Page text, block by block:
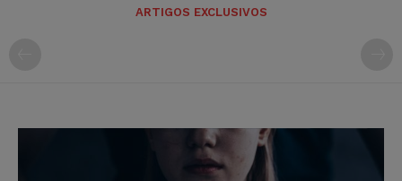
ARTIGOS EXCLUSIVOS